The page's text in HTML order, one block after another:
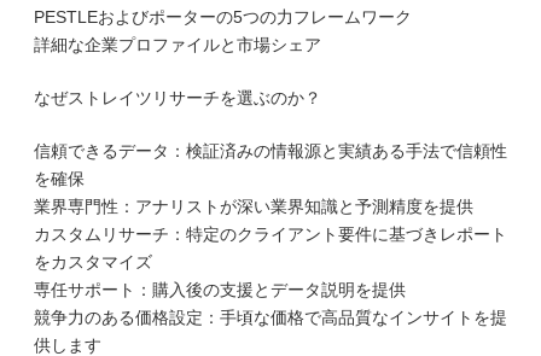
PESTLEおよびポーターの5つの力フレームワーク
詳細な企業プロファイルと市場シェア
なぜストレイツリサーチを選ぶのか？
信頼できるデータ：検証済みの情報源と実績ある手法で信頼性
を確保
業界専門性：アナリストが深い業界知識と予測精度を提供
カスタムリサーチ：特定のクライアント要件に基づきレポート
をカスタマイズ
専任サポート：購入後の支援とデータ説明を提供
競争力のある価格設定：手頃な価格で高品質なインサイトを提
供します